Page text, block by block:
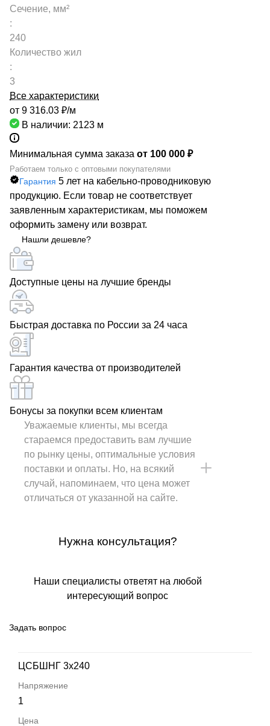
Сечение, мм²
:
240
Количество жил
:
3
Все характеристики
от 9 316.03 ₽/м
В наличии: 2123 м
Минимальная сумма заказа от 100 000 ₽
Работаем только с оптовыми покупателями
Гарантия 5 лет на кабельно-проводниковую
продукцию. Если товар не соответствует
заявленным характеристикам, мы поможем
оформить замену или возврат.
Нашли дешевле?
Доступные цены на лучшие бренды
Быстрая доставка по России за 24 часа
Гарантия качества от производителей
Бонусы за покупки всем клиентам
Уважаемые клиенты, мы всегда
стараемся предоставить вам лучшие
по рынку цены, оптимальные условия
поставки и оплаты. Но, на всякий
случай, напоминаем, что цена может
отличаться от указанной на сайте.
Нужна консультация?
Наши специалисты ответят на любой
интересующий вопрос
Задать вопрос
ЦСБШНГ 3х240
1